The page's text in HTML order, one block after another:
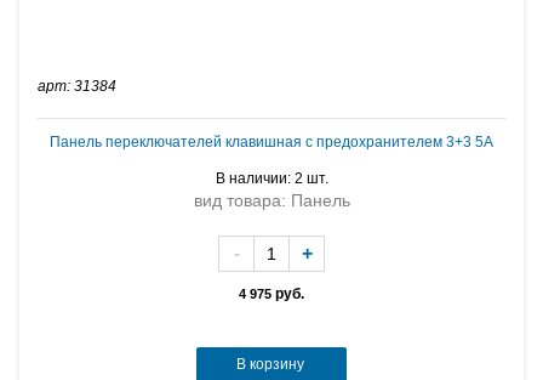
арт: 31384
Панель переключателей клавишная с предохранителем 3+3 5A
В наличии: 2 шт.
вид товара: Панель
4 975 руб.
- +
В корзину